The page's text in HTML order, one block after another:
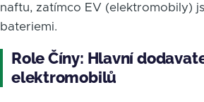
naftu, zatímco EV (elektromobily)
bateriemi.
Role Číny: Hlavní
elektromobilů